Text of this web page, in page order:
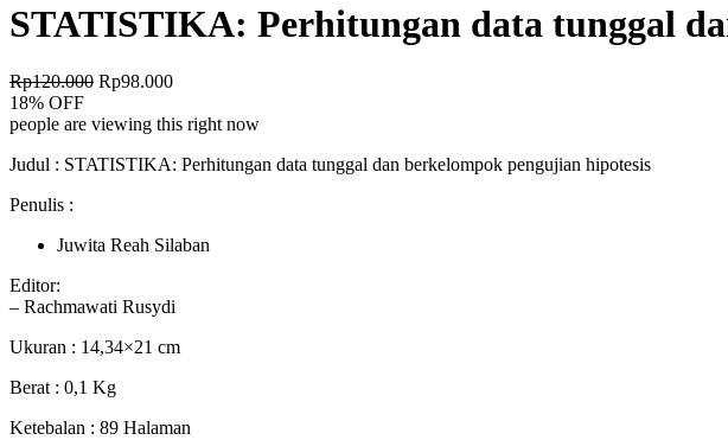
STATISTIKA: Perhitungan data tunggal
Rp120.000 Rp98.000
18% OFF
people are viewing this right now
Judul : STATISTIKA: Perhitungan data tunggal dan berkelompok pengujian hipotesis
Penulis :
Juwita Reah Silaban
Editor:
– Rachmawati Rusydi
Ukuran : 14,34×21 cm
Berat : 0,1 Kg
Ketebalan : 89 Halaman